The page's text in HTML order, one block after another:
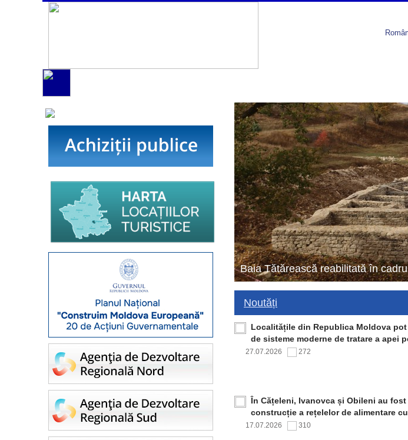
Baia Tătărească reabilitată în
Noutăți
Localitățile din Republica Moldova
de sisteme moderne de tratare a apei
27.07.2026 272
În Cățeleni, Ivanovca și Obileni au
construcție a rețelelor de alimentare
17.07.2026 310